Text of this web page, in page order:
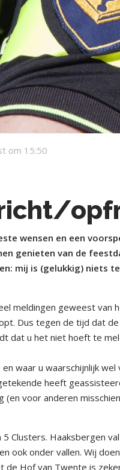
om 15:50
wensen en een
genieten van de
mij is (gelukkig) niets
meldingen geweest van
Dus tegen de tijd dat
dat u het niet hoeft te
waar u waarschijnlijk
heeft
(en voor anderen
Clusters. Haaksbergen
ook onder vallen. Wij
de Hof van Twente is